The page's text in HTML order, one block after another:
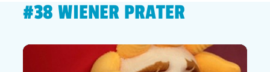
#38 WIENER PRATER